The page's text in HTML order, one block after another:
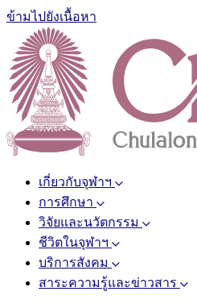
ข้ามไปยังเนื้อหา
เกี่ยวกับจุฬาฯ
การศึกษา
วิจัยและนวัตกรรม
ชีวิตในจุฬาฯ
บริการสังคม
สาระความรู้และข่าวสาร